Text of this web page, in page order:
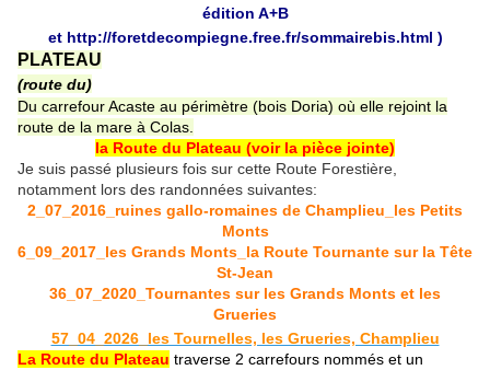
édition A+B
et http://foretdecompiegne.free.fr/sommairebis.html )
PLATEAU
(route du)
Du carrefour Acaste au périmètre (bois Doria) où elle rejoint la
route de la mare à Colas.
la Route du Plateau (voir la pièce jointe)
Je suis passé plusieurs fois sur cette Route Forestière,
notamment lors des randonnées suivantes:
2_07_2016_ruines gallo-romaines de Champlieu_les Petits
Monts
6_09_2017_les Grands Monts_la Route Tournante sur la Tête
St-Jean
36_07_2020_Tournantes sur les Grands Monts et les
Grueries
57_04_2026_les Tournelles, les Grueries, Champlieu
La Route du Plateau traverse 2 carrefours nommés et un